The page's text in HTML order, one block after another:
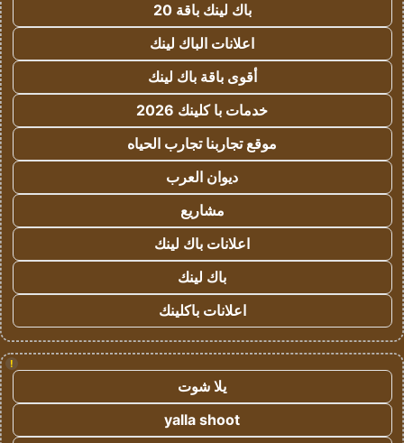
باك لينك باقة 20
اعلانات الباك لينك
أقوى باقة باك لينك
خدمات با كلينك 2026
موقع تجاربنا تجارب الحياه
ديوان العرب
مشاريع
اعلانات باك لينك
باك لينك
اعلانات باكلينك
!
يلا شوت
yalla shoot